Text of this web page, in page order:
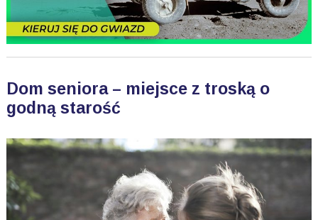
Dom seniora – miejsce z troską o
godną starość